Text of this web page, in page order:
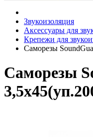
Звукоизоляция
Аксессуары для
Крепежи для
Саморезы
Саморезы